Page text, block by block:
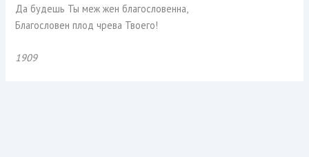
Да будешь Ты меж жен благословенна,
Благословен плод чрева Твоего!
1909